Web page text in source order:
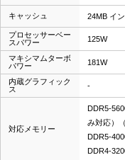
キャッシュ 24MB イ
プロセッサーベー
スパワー
125W
マキシマムターボ
パワー
181W
内蔵グラフィック
ス
-
対応メモリー
DDR5-
み対応）
DDR5-
DDR4-